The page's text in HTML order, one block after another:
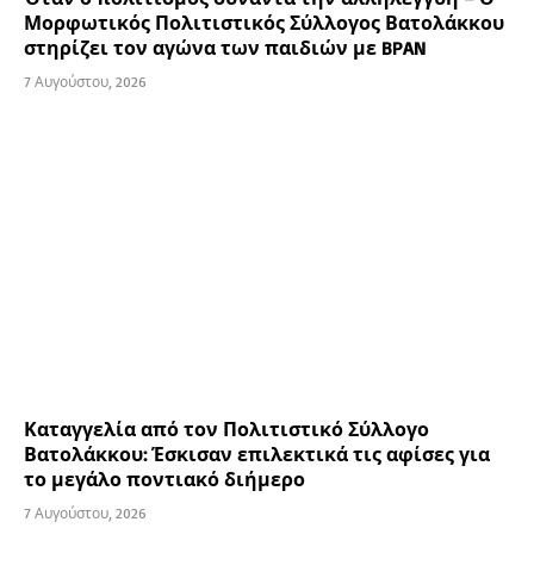
Μορφωτικός Πολιτιστικός Σύλλογος Βατολάκκου
στηρίζει τον αγώνα των παιδιών με BPAN
7 Αυγούστου, 2026
Καταγγελία από τον Πολιτιστικό Σύλλογο
Βατολάκκου: Έσκισαν επιλεκτικά τις αφίσες για
το μεγάλο ποντιακό διήμερο
7 Αυγούστου, 2026